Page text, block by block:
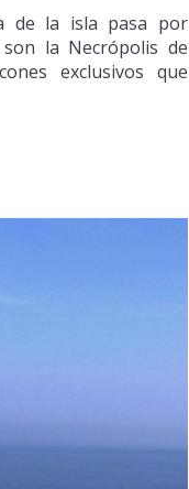
de la isla pasa por
la Necrópolis de
exclusivos que